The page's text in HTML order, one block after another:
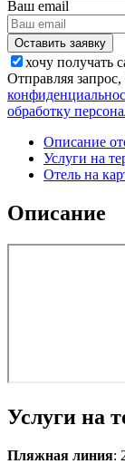
Ваш email
хочу получать
Отправляя
обработку
Описание
Услуги на
Отель на
Описание
Услуги на
Пляжная линия: